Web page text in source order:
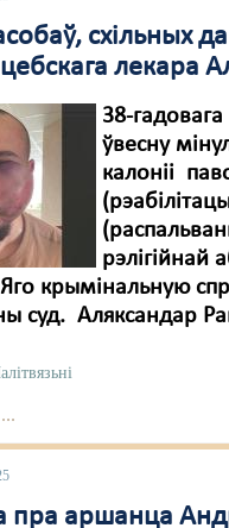
схільных
лекара
38-
ўвесну
калоніі
рэлігійнай
крымінальную
суд. Аляксандар
пра аршанца